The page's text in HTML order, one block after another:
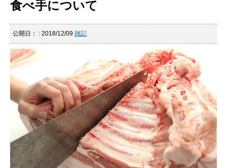
食べ手について
公開日： : 2018/12/09 雑記